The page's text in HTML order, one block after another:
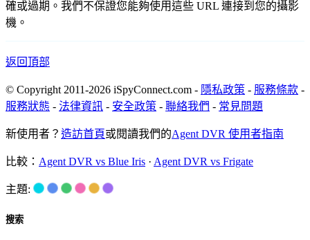
確或過期。我們不保證您能夠使用這些 URL 連接到您的攝影
機。
返回頂部
© Copyright 2011-2026 iSpyConnect.com - 隱私政策 - 服務條款 -
服務狀態 - 法律資訊 - 安全政策 - 聯絡我們 - 常見問題
新使用者？ 造訪首頁或閱讀我們的Agent DVR 使用者指南
比較： Agent DVR vs Blue Iris · Agent DVR vs Frigate
主題:
搜索